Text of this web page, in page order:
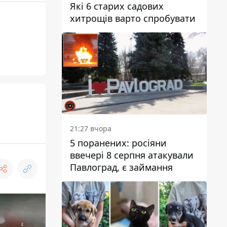
Які 6 старих садових
хитрощів варто спробувати
21:27 вчора
5 поранених: росіяни
ввечері 8 серпня атакували
Павлоград, є займання